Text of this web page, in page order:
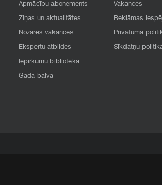
Apmācību abonements
Ziņas un aktualitātes
Nozares vakances
Ekspertu atbildes
Iepirkumu bibliotēka
Gada balva
Vakances
Reklāmas
Privātuma
Sīkdatņu